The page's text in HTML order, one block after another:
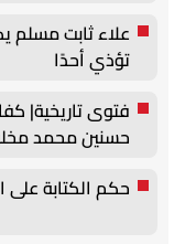
علاء ثابت مسلم
تؤذي أحدًا
فتوى تاريخية|
حسنين محمد
حكم الكتابة على